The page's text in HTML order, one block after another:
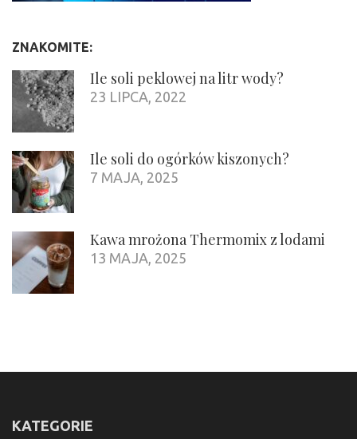
ZNAKOMITE:
Ile soli peklowej na litr wody?
23 LIPCA, 2022
Ile soli do ogórków kiszonych?
7 MAJA, 2025
Kawa mrożona Thermomix z lodami
13 MAJA, 2025
KATEGORIE